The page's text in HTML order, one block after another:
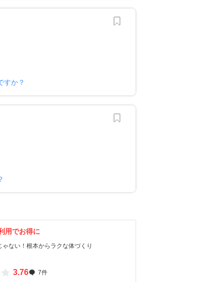
すか？
用でお得に
ゃない！根本からラクな体づくり
3.76
7件